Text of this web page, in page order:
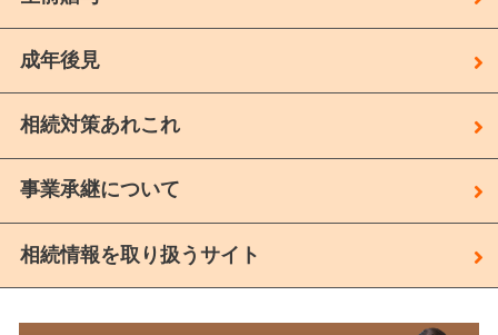
成年後見
相続対策あれこれ
事業承継について
相続情報を取り扱うサイト